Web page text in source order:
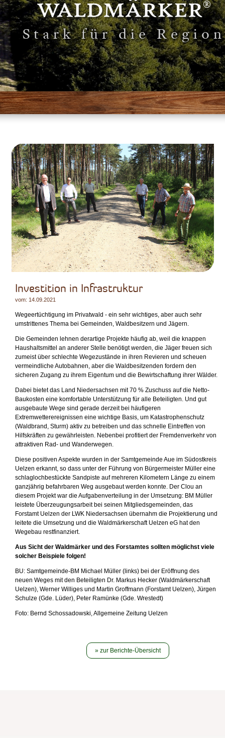
Stark für die Region
Investition in Infrastruktur
vom: 14.09.2021
Wegeertüchtigung im Privatwald - ein sehr wichtiges, aber auch sehr
umstrittenes Thema bei Gemeinden, Waldbesitzern und Jägern.
Die Gemeinden lehnen derartige Projekte häufig ab, weil die knappen
Haushaltsmittel an anderer Stelle benötigt werden, die Jäger freuen sich
zumeist über schlechte Wegezustände in ihren Revieren und scheuen
vermeindliche Autobahnen, aber die Waldbesitzenden fordern den
sicheren Zugang zu ihrem Eigentum und die Bewirtschaftung ihrer Wälder.
Dabei bietet das Land Niedersachsen mit 70 % Zuschuss auf die Netto-
Baukosten eine komfortable Unterstützung für alle Beteiligten. Und gut
ausgebaute Wege sind gerade derzeit bei häufigeren
Extremwetterereignissen eine wichtige Basis, um Katastrophenschutz
(Waldbrand, Sturm) aktiv zu betreiben und das schnelle Eintreffen von
Hilfskräften zu gewährleisten. Nebenbei profitiert der Fremdenverkehr von
attraktiven Rad- und Wanderwegen.
Diese positiven Aspekte wurden in der Samtgemeinde Aue im Südostkreis
Uelzen erkannt, so dass unter der Führung von Bürgermeister Müller eine
schlaglochbestückte Sandpiste auf mehreren Kilometern Länge zu einem
ganzjährig befahrbaren Weg ausgebaut werden konnte. Der Clou an
diesem Projekt war die Aufgabenverteilung in der Umsetzung: BM Müller
leistete Überzeugungsarbeit bei seinen Mitgliedsgemeinden, das
Forstamt Uelzen der LWK Niedersachsen übernahm die Projektierung und
leitete die Umsetzung und die Waldmärkerschaft Uelzen eG hat den
Wegebau restfinanziert.
Aus Sicht der Waldmärker und des Forstamtes sollten möglichst viele
solcher Beispiele folgen!
BU: Samtgemeinde-BM Michael Müller (links) bei der Eröffnung des
neuen Weges mit den Beteiligten Dr. Markus Hecker (Waldmärkerschaft
Uelzen), Werner Williges und Martin Groffmann (Forstamt Uelzen), Jürgen
Schulze (Gde. Lüder), Peter Ramünke (Gde. Wrestedt)
Foto: Bernd Schossadowski, Allgemeine Zeitung Uelzen
zur Berichte-Übersicht